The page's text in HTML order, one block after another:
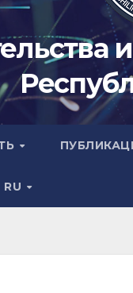
RU